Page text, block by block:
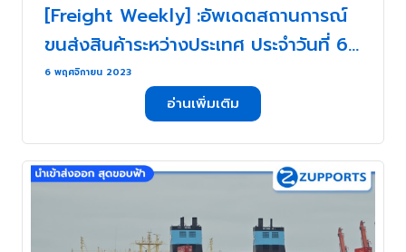
[Freight Weekly] :อัพเดตสถานการณ์
ขนส่งสินค้าระหว่างประเทศ ประจำวันที่ 6-
10 พฤศจิกายน กับ ZUPPORTS !!!
สัปดาห์เข้าโค้งสุดท้ายของปี ที่เริ่มจะไม่มี
6 พฤศจิกายน 2023
อ่านเพิ่มเติม